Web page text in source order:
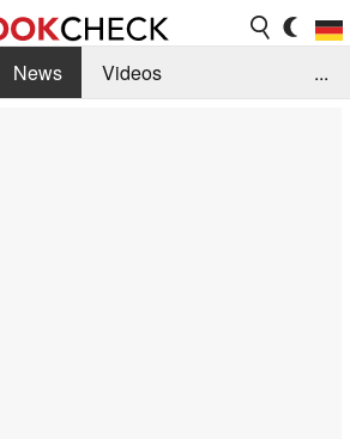
News
Videos
...